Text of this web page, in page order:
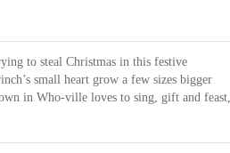
to steal Christmas in this festive
small heart grow a few sizes bigger
in Who-ville loves to sing, gift and feast,